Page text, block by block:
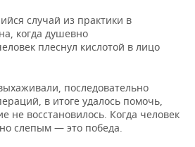
случай из практики в
когда душевно
плеснул кислотой в лицо
последовательно
в итоге удалось помочь,
не восстановилось. Когда человек
слепым — это победа.